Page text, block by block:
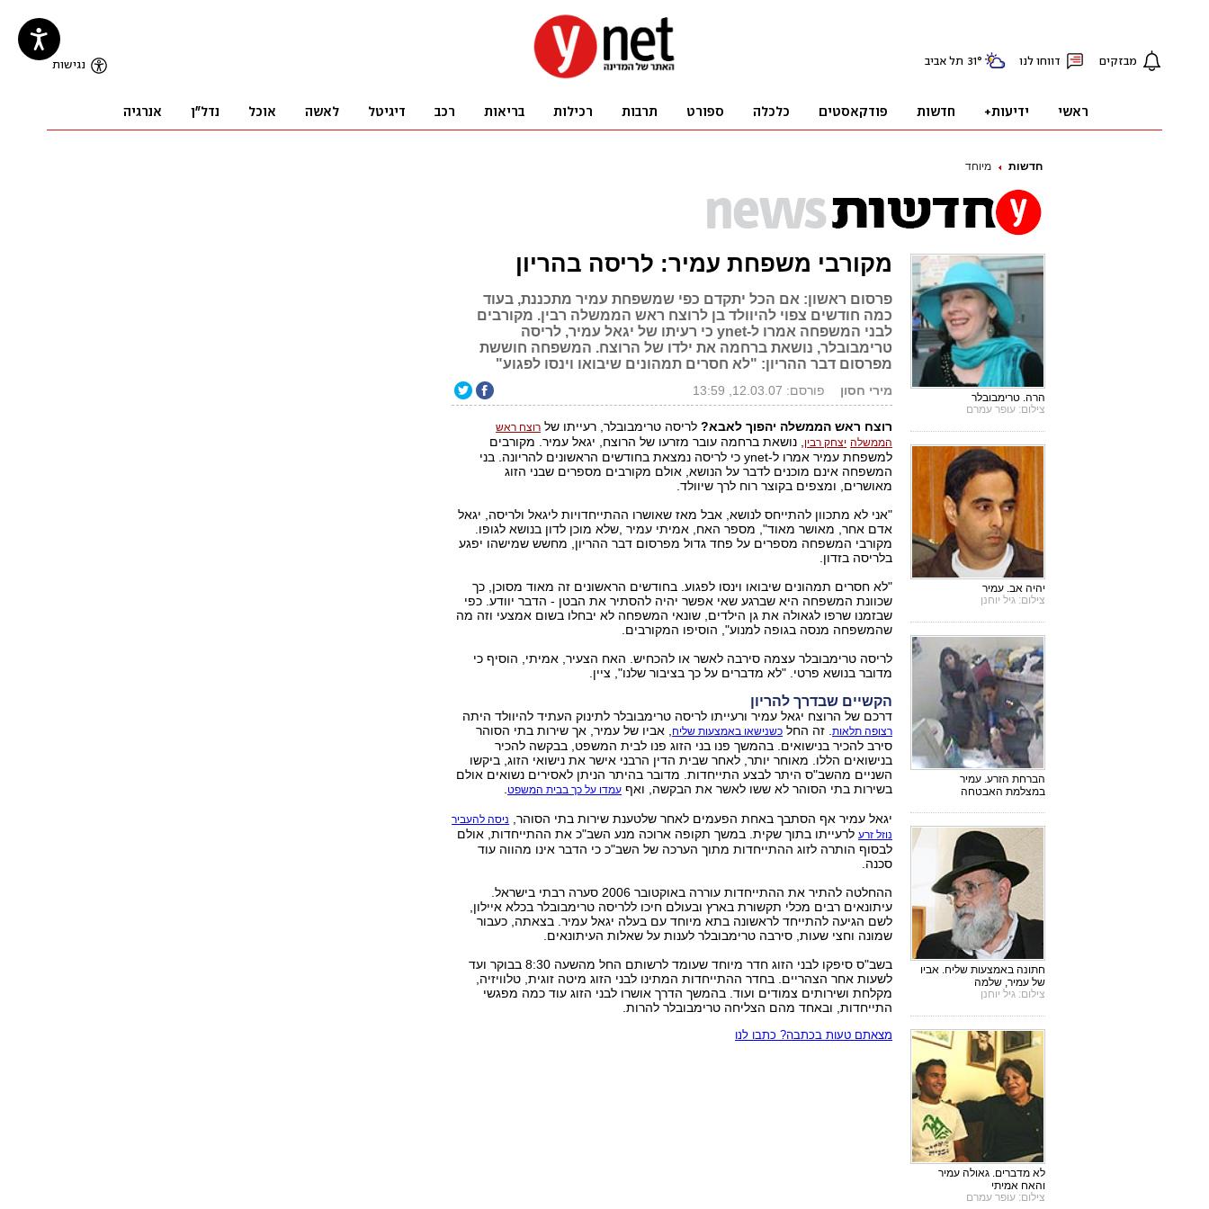
חדשות מיוחד
מקורבי משפחת עמיר: לריסה בהריון
פרסום ראשון: אם הכל יתקדם כפי שמשפחת עמיר מתכננת, בעוד
כמה חודשים צפוי להיוולד בן לרוצח ראש הממשלה רבין. מקורבים
לבני המשפחה אמרו ל-ynet כי רעיתו של יגאל עמיר, לריסה
טרימבובלר, נושאת ברחמה את ילדו של הרוצח. המשפחה חוששת
מפרסום דבר ההריון: "לא חסרים תמהונים שיבואו וינסו לפגוע"
מירי חסון פורסם: 12.03.07, 13:59
רוצח ראש הממשלה יהפוך לאבא? לריסה טרימבובלר, רעייתו של רוצח ראש
הממשלה יצחק רבין, נושאת ברחמה עובר מזרעו של הרוצח, יגאל עמיר. מקורבים
למשפחת עמיר אמרו ל-ynet כי לריסה נמצאת בחודשים הראשונים להריונה. בני
המשפחה אינם מוכנים לדבר על הנושא, אולם מקורבים מספרים שבני הזוג
מאושרים, ומצפים בקוצר רוח לרך שיוולד.
"אני לא מתכוון להתייחס לנושא, אבל מאז שאושרו ההתייחדויות ליגאל ולריסה, יגאל
אדם אחר, מאושר מאוד", מספר האח, אמיתי עמיר ,שלא מוכן לדון בנושא לגופו.
מקורבי המשפחה מספרים על פחד גדול מפרסום דבר ההריון, מחשש שמישהו יפגע
בלריסה בזדון.
"לא חסרים תמהונים שיבואו וינסו לפגוע. בחודשים הראשונים זה מאוד מסוכן, כך
שכוונת המשפחה היא שברגע שאי אפשר יהיה להסתיר את הבטן - הדבר יוודע. כפי
שבזמנו שרפו לגאולה את גן הילדים, שונאי המשפחה לא יבחלו בשום אמצעי וזה מה
שהמשפחה מנסה בגופה למנוע", הוסיפו המקורבים.
לריסה טרימבובלר עצמה סירבה לאשר או להכחיש. האח הצעיר, אמיתי, הוסיף כי
מדובר בנושא פרטי. "לא מדברים על כך בציבור שלנו", ציין.
הקשיים שבדרך להריון
דרכם של הרוצח יגאל עמיר ורעייתו לריסה טרימבובלר לתינוק העתיד להיוולד היתה
רצופה תלאות. זה החל כשנישאו באמצעות שליח, אביו של עמיר, אך שירות בתי הסוהר
סירב להכיר בנישואים. בהמשך פנו בני הזוג פנו לבית המשפט, בבקשה להכיר
בנישואים הללו. מאוחר יותר, לאחר שבית הדין הרבני אישר את נישואי הזוג, ביקשו
השניים מהשב"ס היתר לבצע התייחדות. מדובר בהיתר הניתן לאסירים נשואים אולם
בשירות בתי הסוהר לא ששו לאשר את הבקשה, ואף עמדו על כך בבית המשפט.
יגאל עמיר אף הסתבך באחת הפעמים לאחר שלטענת שירות בתי הסוהר, ניסה להעביר
נוזל זרעלרעייתו בתוך שקית. במשך תקופה ארוכה מנע השב"כ את ההתייחדות, אולם
לבסוף הותרה לזוג ההתייחדות מתוך הערכה של השב"כ כי הדבר אינו מהווה עוד
סכנה.
ההחלטה להתיר את ההתייחדות עוררה באוקטובר 2006 סערה רבתי בישראל.
עיתונאים רבים מכלי תקשורת בארץ ובעולם חיכו ללריסה טרימבובלר בכלא איילון,
לשם הגיעה להתייחד לראשונה בתא מיוחד עם בעלה יגאל עמיר. בצאתה, כעבור
שמונה וחצי שעות, סירבה טרימבובלר לענות על שאלות העיתונאים.
בשב"ס סיפקו לבני הזוג חדר מיוחד שעומד לרשותם החל מהשעה 8:30 בבוקר ועד
לשעות אחר הצהריים. בחדר ההתייחדות המתינו לבני הזוג מיטה זוגית, טלוויזיה,
מקלחת ושירותים צמודים ועוד. בהמשך הדרך אושרו לבני הזוג עוד כמה מפגשי
התייחדות, ובאחד מהם הצליחה טרימבובלר להרות.
מצאתם טעות בכתבה? כתבו לנו
הרה. טרימבובלר
צילום: עופר עמרם
יהיה אב. עמיר
צילום: גיל יוחנן
הברחת הזרע. עמיר
במצלמת האבטחה
חתונה באמצעות שליח. אביו
של עמיר, שלמה
צילום: גיל יוחנן
לא מדברים. גאולה עמיר
והאח אמיתי
צילום: עופר עמרם